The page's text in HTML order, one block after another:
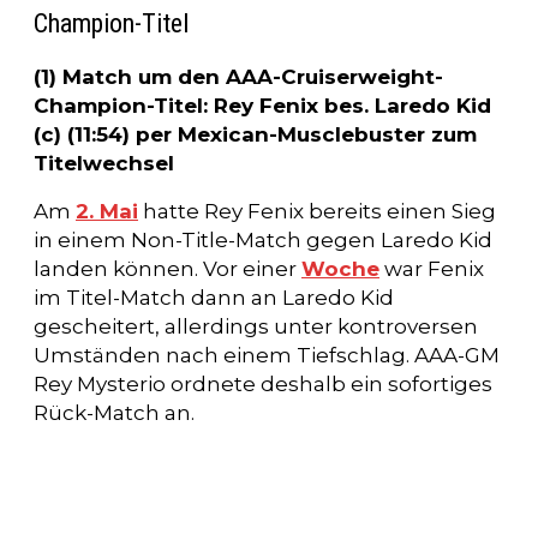
Champion-Titel
(1) Match um den AAA-Cruiserweight-
Champion-Titel: Rey Fenix bes. Laredo Kid
(c) (11:54) per Mexican-Musclebuster zum
Titelwechsel
Am 2. Mai hatte Rey Fenix bereits einen Sieg
in einem Non-Title-Match gegen Laredo Kid
landen können. Vor einer Woche war Fenix
im Titel-Match dann an Laredo Kid
gescheitert, allerdings unter kontroversen
Umständen nach einem Tiefschlag. AAA-GM
Rey Mysterio ordnete deshalb ein sofortiges
Rück-Match an.